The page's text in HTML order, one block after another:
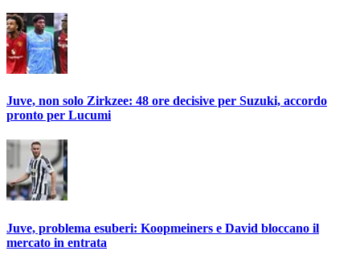
Juve, non solo Zirkzee: 48 ore decisive per Suzuki, accordo
pronto per Lucumi
Juve, problema esuberi: Koopmeiners e David bloccano il
mercato in entrata